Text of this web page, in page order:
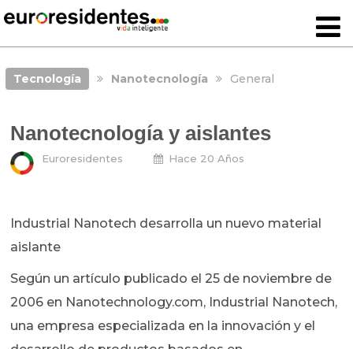
Tecnología Nanotecnología General
Nanotecnología y aislantes
Euroresidentes Hace 20 Años
Industrial Nanotech desarrolla un nuevo material
aislante
Según un artículo publicado el 25 de noviembre de
2006 en Nanotechnology.com, Industrial Nanotech,
una empresa especializada en la innovación y el